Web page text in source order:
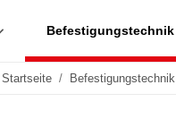
Befestigungstechnik
Startseite Befestigungstechnik